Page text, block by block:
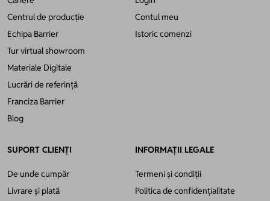
Centrul de producție
Echipa Barrier
Tur virtual showroom
Materiale Digitale
Lucrări de referință
Franciza Barrier
Blog
Contul meu
Istoric comenzi
SUPORT CLIENȚI
De unde cumpăr
Livrare și plată
INFORMAȚII LEGALE
Termeni și condiții
Politica de confidențialitate